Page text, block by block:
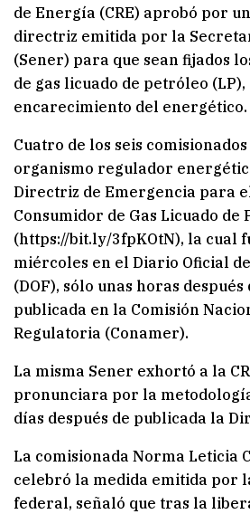
de Energía (CRE) aprobó por
directriz emitida por la
(Sener) para que sean fijados
de gas licuado de petróleo
encarecimiento del energético.
Cuatro de los seis
organismo regulador
Directriz de Emergencia para
Consumidor de Gas Licuado de
(https://bit.ly/3fpKOtN), la cual
miércoles en el Diario Oficial
(DOF), sólo unas horas
publicada en la Comisión
Regulatoria (Conamer).
La misma Sener exhortó a la
pronunciara por la
días después de publicada la
La comisionada Norma Leticia
celebró la medida emitida por
federal, señaló que tras la